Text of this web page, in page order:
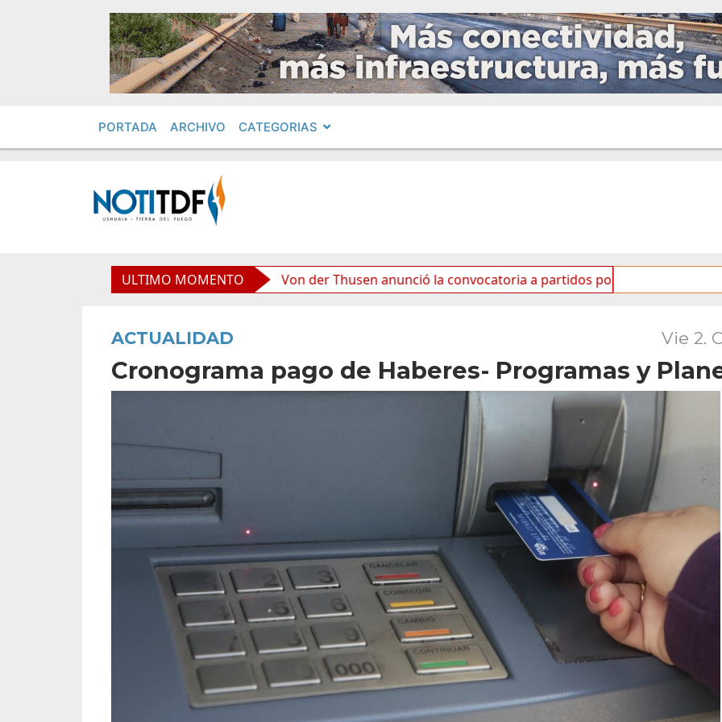
PORTADA ARCHIVO CATEGORIAS
ULTIMO MOMENTO
boliviana”, afirmó Becerra Von der Thusen anunció la convocatoria a partidos políticos por «ficha limpia»
ACTUALIDAD Vie 2.
Cronograma pago de Haberes- Programas y